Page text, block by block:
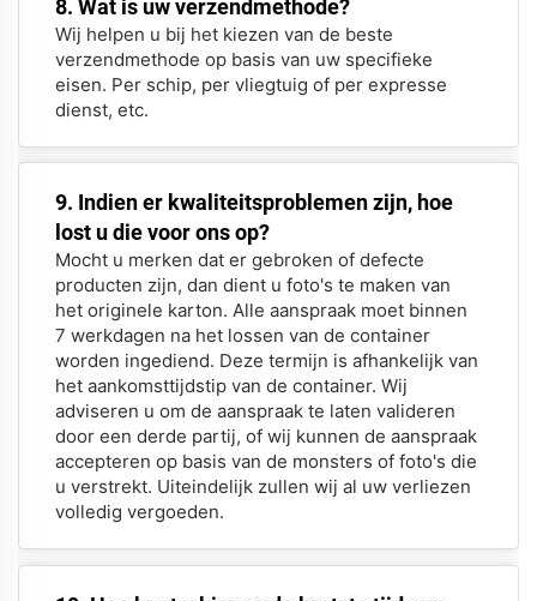
8. Wat is uw verzendmethode?
Wij helpen u bij het kiezen van de beste
verzendmethode op basis van uw specifieke
eisen. Per schip, per vliegtuig of per expresse
dienst, etc.
9. Indien er kwaliteitsproblemen zijn, hoe
lost u die voor ons op?
Mocht u merken dat er gebroken of defecte
producten zijn, dan dient u foto's te maken van
het originele karton. Alle aanspraak moet binnen
7 werkdagen na het lossen van de container
worden ingediend. Deze termijn is afhankelijk van
het aankomsttijdstip van de container. Wij
adviseren u om de aanspraak te laten valideren
door een derde partij, of wij kunnen de aanspraak
accepteren op basis van de monsters of foto's die
u verstrekt. Uiteindelijk zullen wij al uw verliezen
volledig vergoeden.